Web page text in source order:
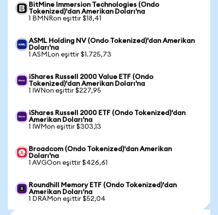
BitMine Immersion Technologies (Ondo
Tokenized)'dan Amerikan Doları'na
1 BMNRon eşittir $18,41
ASML Holding NV (Ondo Tokenized)'dan Amerikan
Doları'na
1 ASMLon eşittir $1.725,73
iShares Russell 2000 Value ETF (Ondo
Tokenized)'dan Amerikan Doları'na
1 IWNon eşittir $227,95
iShares Russell 2000 ETF (Ondo Tokenized)'dan
Amerikan Doları'na
1 IWMon eşittir $303,13
Broadcom (Ondo Tokenized)'dan Amerikan
Doları'na
1 AVGOon eşittir $426,61
Roundhill Memory ETF (Ondo Tokenized)'dan
Amerikan Doları'na
1 DRAMon eşittir $52,04